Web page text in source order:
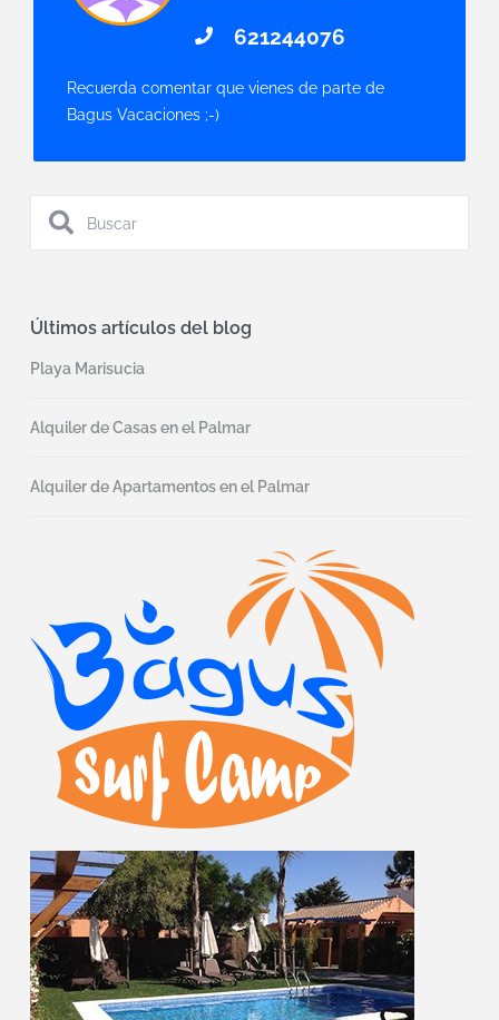
621244076
Recuerda comentar que vienes de parte de
Bagus Vacaciones ;-)
Últimos artículos del blog
Playa Marisucia
Alquiler de Casas en el Palmar
Alquiler de Apartamentos en el Palmar